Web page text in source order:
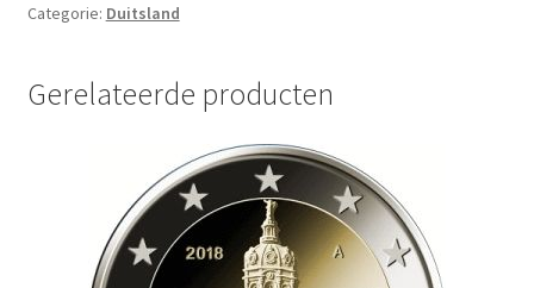
G
Categorie: Duitsland
Gerelateerde producten